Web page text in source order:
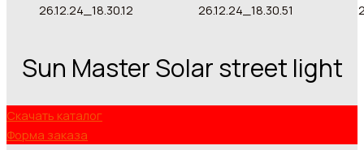
Sun Master Solar street light
Скачать каталог
Форма заказа